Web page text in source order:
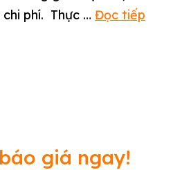
phí. Thực … Đọc tiếp
giá ngay!